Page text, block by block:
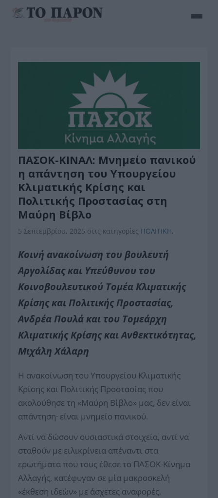
ΠΑΣΟΚ-ΚΙΝΑΛ: Μνημείο πανικού
η απάντηση του Υπουργείου
Κλιματικής Κρίσης και
Πολιτικής Προστασίας στη
Μαύρη Βίβλο
5 Σεπτεμβρίου, 2025 στις κατηγορίες ΠΟΛΙΤΙΚΗ,
Κοινή ανακοίνωση του βουλευτή
Αργολίδας και Υπεύθυνου του
Κοινοβουλευτικού Τομέα Κλιματικής
Κρίσης και Πολιτικής Προστασίας,
Ανδρέα Πουλά και του Τομεάρχη
Κλιματικής Κρίσης και Ανθεκτικότητας,
Μιχάλη Χάλαρη
Η ανακοίνωση του Υπουργείου Κλιματικής
Κρίσης και Πολιτικής Προστασίας που
ακολούθησε τη «Μαύρη Βίβλο» μας, δεν είναι
απάντηση· είναι μνημείο πανικού.
Αντί να δώσουν ουσιαστικά στοιχεία, αντί να
σταθούν με ειλικρίνεια απέναντι στα
ερωτήματα που τους έθεσε το ΠΑΣΟΚ-Κίνημα
Αλλαγής, κατέφυγαν σε μία μακροσκελή
«έκθεση ιδεών» με άσχετες αναφορές,